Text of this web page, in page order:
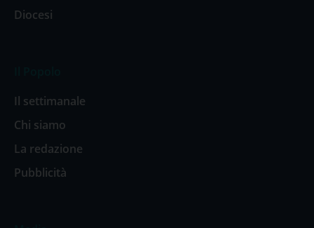
Diocesi
Il settimanale
Chi siamo
La redazione
Pubblicità